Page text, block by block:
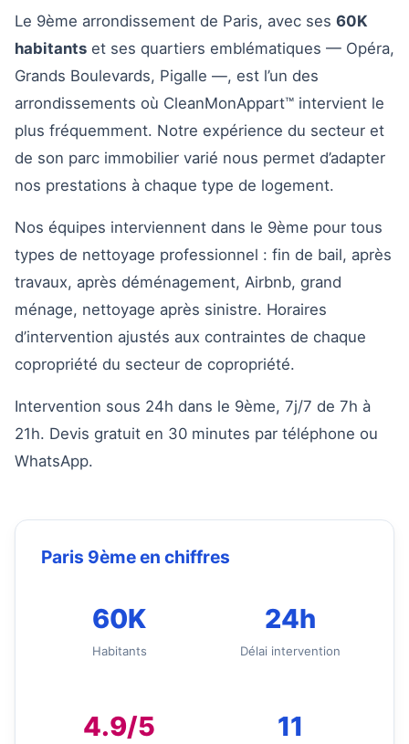
Le 9ème arrondissement de Paris, avec ses 60K
habitants et ses quartiers emblématiques — Opéra,
Grands Boulevards, Pigalle —, est l’un des
arrondissements où CleanMonAppart™ intervient le
plus fréquemment. Notre expérience du secteur et
de son parc immobilier varié nous permet d’adapter
nos prestations à chaque type de logement.
Nos équipes interviennent dans le 9ème pour tous
types de nettoyage professionnel : fin de bail, après
travaux, après déménagement, Airbnb, grand
ménage, nettoyage après sinistre. Horaires
d’intervention ajustés aux contraintes de chaque
copropriété du secteur de copropriété.
Intervention sous 24h dans le 9ème, 7j/7 de 7h à
21h. Devis gratuit en 30 minutes par téléphone ou
WhatsApp.
Paris 9ème en chiffres
60K
Habitants
24h
Délai intervention
4.9/5 11